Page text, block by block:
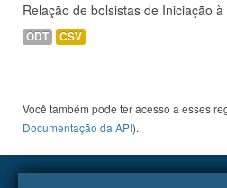
Relação de bolsistas de Iniciação
ODT CSV
Você também pode ter acesso a esses
Documentação da API).